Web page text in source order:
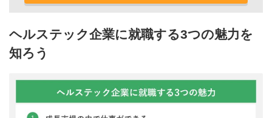
ヘルステック企業に就職する3つの魅力を
知ろう